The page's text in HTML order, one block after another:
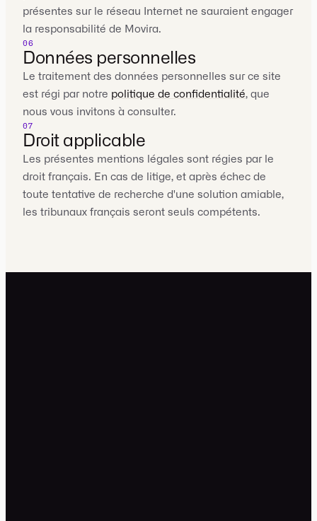
présentes sur le réseau Internet ne sauraient engager
la responsabilité de Movira.
06
Données personnelles
Le traitement des données personnelles sur ce site
est régi par notre politique de confidentialité, que
nous vous invitons à consulter.
07
Droit applicable
Les présentes mentions légales sont régies par le
droit français. En cas de litige, et après échec de
toute tentative de recherche d'une solution amiable,
les tribunaux français seront seuls compétents.